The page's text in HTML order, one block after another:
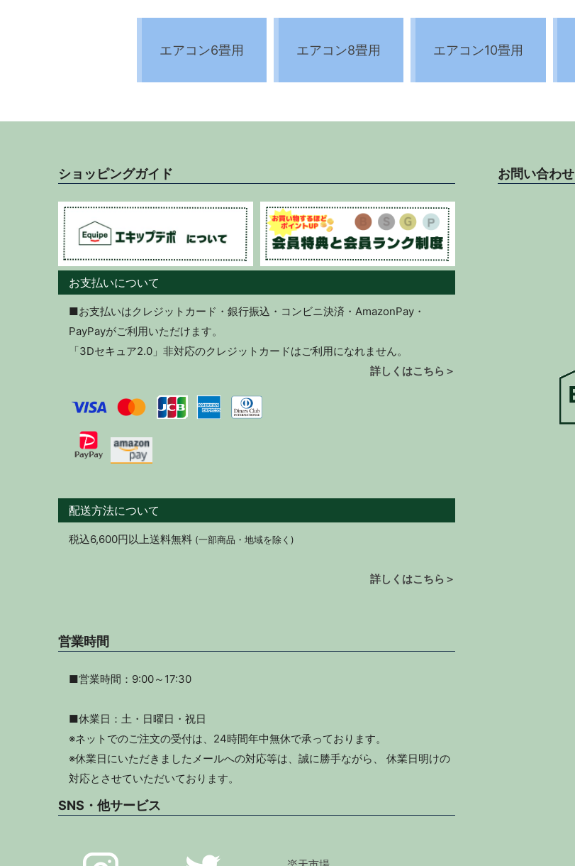
エアコン6畳用 エアコン8畳用 エアコン10畳用
ショッピングガイド
お支払いについて
■お支払いはクレジットカード・銀行振込・コンビニ決済・AmazonPay・
PayPayがご利用いただけます。
「3Dセキュア2.0」非対応のクレジットカードはご利用になれません。
詳しくはこちら＞
配送方法について
税込6,600円以上送料無料 (一部商品・地域を除く)
詳しくはこちら＞
営業時間
■営業時間：9:00～17:30
■休業日：土・日曜日・祝日
※ネットでのご注文の受付は、24時間年中無休で承っております。
※休業日にいただきましたメールへの対応等は、誠に勝手ながら、 休業日明けの
対応とさせていただいております。
SNS・他サービス
お問い合わせ